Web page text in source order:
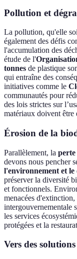
Pollution et
La pollution, qu'elle
également des défis
l'accumulation des
étude de l'
tonnes de plastique
qui entraîne des
initiatives comme le
communautés pour
des lois strictes sur
matériaux doivent être
Érosion de la
Parallèlement, la perte
devons nous pencher
l'environnement et le
préserver la diversité
et fonctionnels.
menacées
intergouvernementale
les services
protégées et la
Vers des